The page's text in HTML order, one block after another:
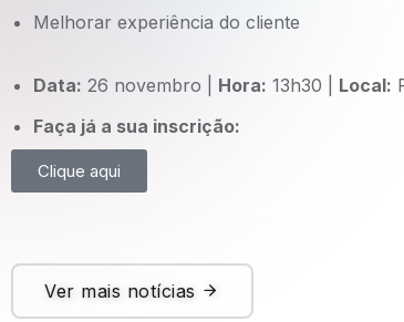
Melhorar experiência do cliente
Data: 26 novembro | Hora: 13h30 | Local:
Faça já a sua inscrição:
Clique aqui
Ver mais notícias